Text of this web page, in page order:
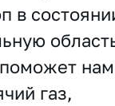
в
нам
газ,